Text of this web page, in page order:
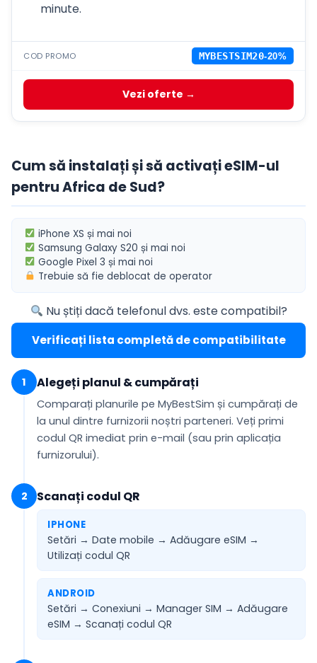
minute.
COD PROMO MYBESTSIM20-20%
Vezi oferte →
Cum să instalați și să activați eSIM-ul
pentru Africa de Sud?
iPhone XS și mai noi
Samsung Galaxy S20 și mai noi
Google Pixel 3 și mai noi
Trebuie să fiedeblocat de operator
Nu știți dacă telefonul dvs. este compatibil?
Verificați lista completă de compatibilitate
1 Alegeți planul & cumpărați
Comparați planurile pe MyBestSim și cumpărați de
la unul dintre furnizorii noștri parteneri. Veți primi
codul QR imediat prin e-mail (sau prin aplicația
furnizorului).
2 Scanați codul QR
IPHONE
Setări → Date mobile → Adăugare eSIM →
Utilizați codul QR
ANDROID
Setări → Conexiuni → Manager SIM → Adăugare
eSIM → Scanați codul QR